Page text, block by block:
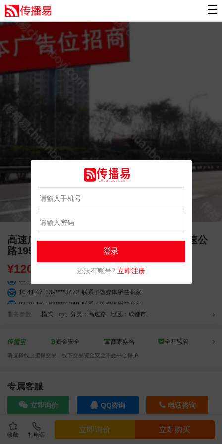
收藏 打电话
立即询价 立即购买
高速广告 成南高速G42线成都至南充段高速公
路195KM遂宁前 单立柱广告
¥120000.00
10:41:47 139****8472 联系了该媒体所在商家
02:28:16 183****1249 联系了该媒体所在商家
05:13:40 159****9700
联系了该媒体所在商家
03:27:46
181****7631
联系了该媒体所在商家
01:59:39
12:40:20 177****7961 联系了该媒体所在商家
04:12:36 181****8167
联系了该媒体所在商家
04:16:44
181****0078 联系了该媒体所在商家
01:50:54
192****2334 联系了该媒体所在商家
服务参数 模式：cpt, 分类：高速路, 地区：成都市,
资金安全 商家实名 全程监管
请选择线上担保交易，线下交易资金安全不受平台保护
专属客服
立即询价 QQ咨询 电话咨询
效果截图
登录
还没有账号? 立即注册